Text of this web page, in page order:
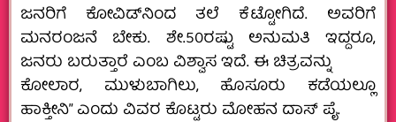
ಜನರಿಗೆ ಕೋವಿಡ್‌ನಿಂದ ತಲೆ ಕೆಟ್ಟೋಗಿದೆ. ಅವರಿಗೆ
ಮನರಂಜನೆ‌ ಬೇಕು. ಶೇ.50ರಷ್ಟು ಅನುಮತಿ ಇದ್ದರೂ,
ಜನರು ಬರುತ್ತಾರೆ ಎಂಬ ವಿಶ್ವಾಸ ಇದೆ. ಈ ಚಿತ್ರವನ್ನು
ಕೋಲಾರ, ಮುಳುಬಾಗಿಲು, ಹೊಸೂರು ಕಡೆಯಲ್ಲೂ
ಹಾಕ್ತೀನಿ” ಎಂದು ವಿವರ ಕೊಟ್ಟರು ಮೋಹನ ದಾಸ್ ಪೈ.